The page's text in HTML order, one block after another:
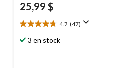
25,99 $
4.7 (47)
4.7
étoile(s)
3 en stock